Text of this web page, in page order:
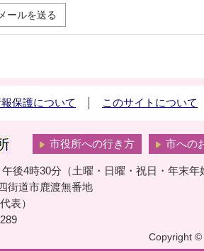
ールを送る
保護について このサイトについて
市役所への行き方 市への
後4時30分（土曜・日曜・祝日・年末年
街道市鹿渡無番地
表）
Copyright ©